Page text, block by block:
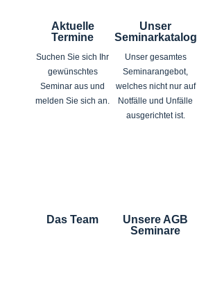
Aktuelle
Termine
Suchen Sie sich Ihr
gewünschtes
Seminar aus und
melden Sie sich an.
Unser
Seminarkatalog
Unser gesamtes
Seminarangebot,
welches nicht nur auf
Notfälle und Unfälle
ausgerichtet ist.
Das Team
Unsere AGB
Seminare